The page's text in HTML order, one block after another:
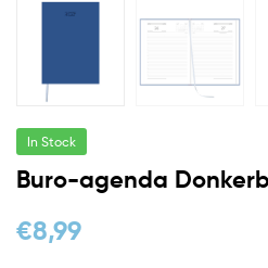
In Stock
Buro-agenda
€8,99